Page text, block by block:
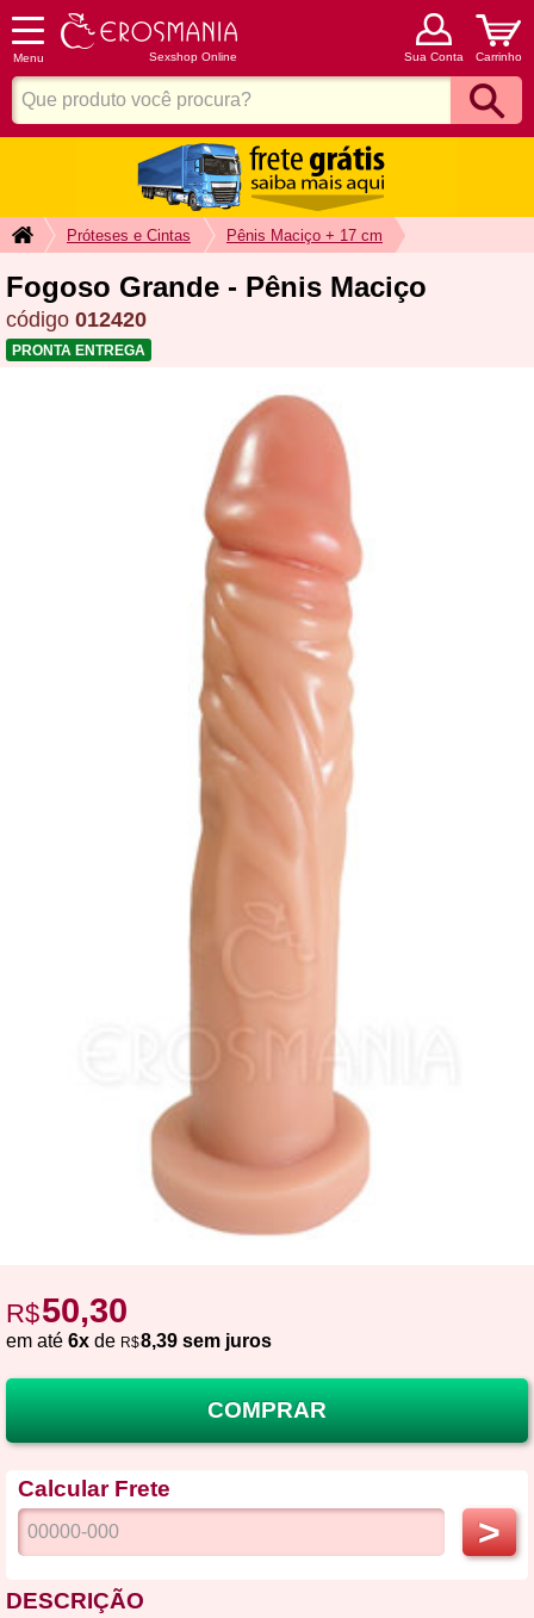
Menu Sexshop Online Sua Conta Carrinho
Próteses e Cintas Pênis Maciço + 17 cm
Fogoso Grande - Pênis Maciço
código 012420
PRONTA ENTREGA
R$50,30
em até 6x de R$8,39 sem juros
COMPRAR
Calcular Frete
>
DESCRIÇÃO